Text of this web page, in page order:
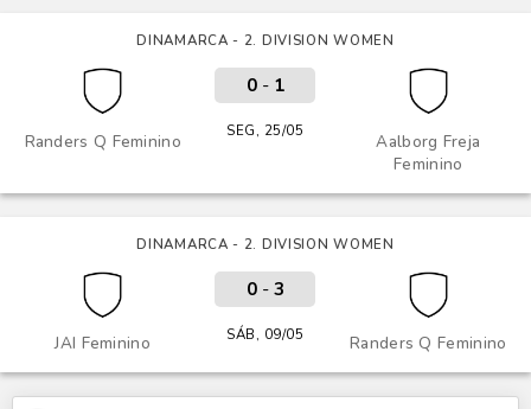
DINAMARCA - 2. DIVISION WOMEN
Randers Q Feminino
Aalborg Freja
Feminino
0- 1
SEG, 25/05
DINAMARCA - 2. DIVISION WOMEN
JAI Feminino Randers Q Feminino
0- 3
SÁB, 09/05